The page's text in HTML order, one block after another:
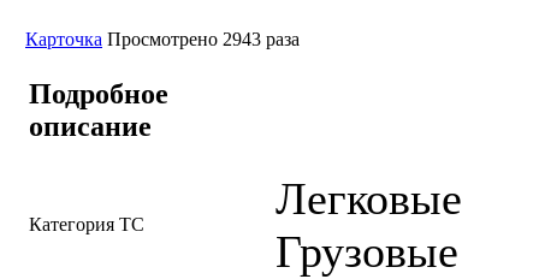
Карточка Просмотрено 2943 раза
Подробное
описание
Категория ТС
Легковые
Грузовые